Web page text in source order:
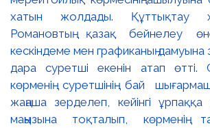
хатын жолдады. Құттықтау
Романовтың қазақ бейнелеу
кескіндеме мен графиканың
дара суретші екенін атап өтті.
көрменің суретшінің бай
жаңаша зерделеп, кейінгі ұрпаққа
маңызына тоқталып, көрменің